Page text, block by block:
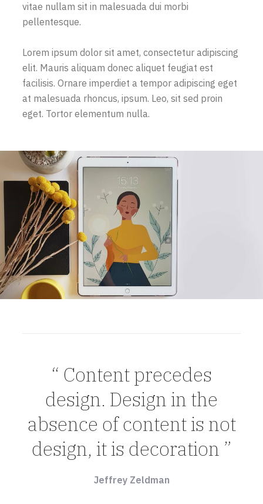
vitae nullam sit in malesuada dui morbi
pellentesque.
Lorem ipsum dolor sit amet, consectetur adipiscing
elit. Mauris aliquam donec aliquet feugiat est
facilisis. Ornare imperdiet a tempor adipiscing eget
at malesuada rhoncus, ipsum. Leo, sit sed proin
eget. Tortor elementum nulla.
“ Content precedes
design. Design in the
absence of content is not
design, it is decoration ”
Jeffrey Zeldman